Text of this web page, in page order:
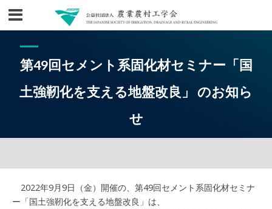
第49回セメント系固化材セミナー「国
土強靭化を支える地盤改良」 のお知ら
せ
2022年9月9日（金）開催の、第49回セメント系固化材セミナ
ー「国土強靭化を支える地盤改良」は、